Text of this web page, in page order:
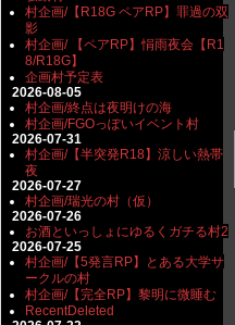
村企画/【R18G ペアRP】罪過の双
影
村企画/ 【ペアRP】悁雨夜会【R1
8/R18G】
企画村予定表
2026-08-05
村企画/終点は夜明けの海
村企画/FGOっぽいイベント村
2026-07-31
村企画/【半突発R18】涼しい熱帯
夜
2026-07-27
村企画/瑞光の村（仮）
2026-07-26
お酒といっしょにゆるくガチる村2
2026-07-25
村企画/【5発言RP】とある大学サ
ークルの村
村企画/【完全RP】黎明に微睡む
RecentDeleted